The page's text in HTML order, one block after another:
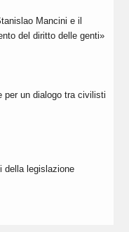
Mancini e il
del diritto delle genti»
per un dialogo tra civilisti
della legislazione